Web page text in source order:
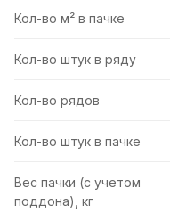
Кол-во м² в пачке
Кол-во штук в ряду
Кол-во рядов
Кол-во штук в пачке
Вес пачки (с учетом
поддона), кг